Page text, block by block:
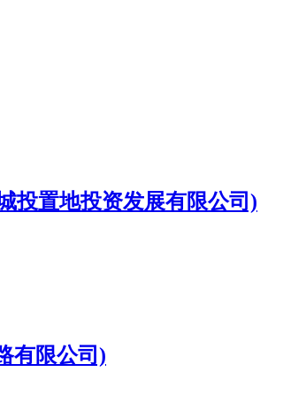
投置地投资发展有限公司)
有限公司)